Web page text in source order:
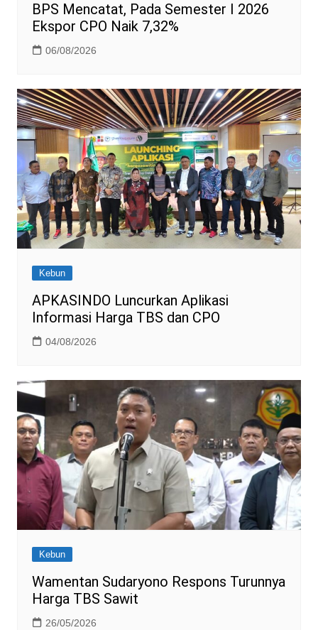
BPS Mencatat, Pada Semester I 2026
Ekspor CPO Naik 7,32%
06/08/2026
Kebun
APKASINDO Luncurkan Aplikasi
Informasi Harga TBS dan CPO
04/08/2026
Kebun
Wamentan Sudaryono Respons Turunnya
Harga TBS Sawit
26/05/2026